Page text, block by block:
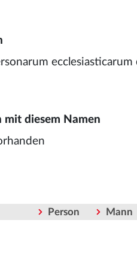
mit diesem Namen
Person Mann